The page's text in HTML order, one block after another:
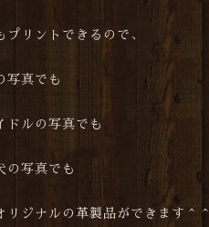
プリントできるので、
写真でも
ドルの写真でも
の写真でも
リジナルの革製品ができます＾＾